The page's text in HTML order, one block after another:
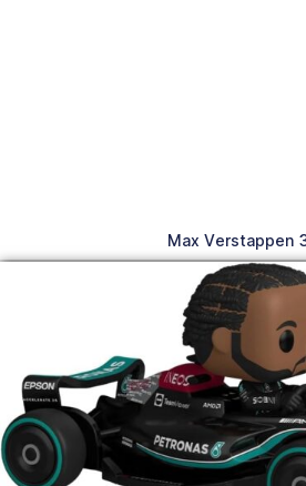
Max Verstappen